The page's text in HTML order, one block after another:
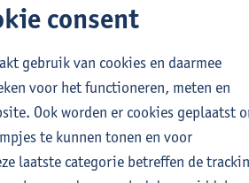
Isa Van Acker
langue française
consent
gebruik van cookies en daarmee
voor het functioneren, meten en
Ook worden er cookies geplaatst
te kunnen tonen en voor
laatste categorie betreffen de